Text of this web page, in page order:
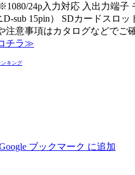
24p入力対応 入出力端子
sub 15pin） SDカードスロ
意事項はカタログなどでご
チラ≫
キング